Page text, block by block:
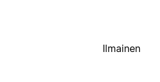
Ilmainen